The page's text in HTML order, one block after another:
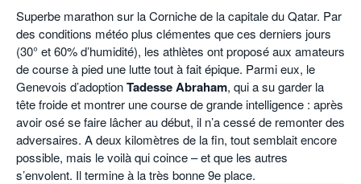
Superbe marathon sur la Corniche de la capitale du Qatar. Par
des conditions météo plus clémentes que ces derniers jours
(30° et 60% d’humidité), les athlètes ont proposé aux amateurs
de course à pied une lutte tout à fait épique. Parmi eux, le
Genevois d’adoptionTadesse Abraham, qui a su garder la
tête froide et montrer une course de grande intelligence : après
avoir osé se faire lâcher au début, il n’a cessé de remonter des
adversaires. A deux kilomètres de la fin, tout semblait encore
possible, mais le voilà qui coince – et que les autres
s’envolent. Il termine à la très bonne 9e place.